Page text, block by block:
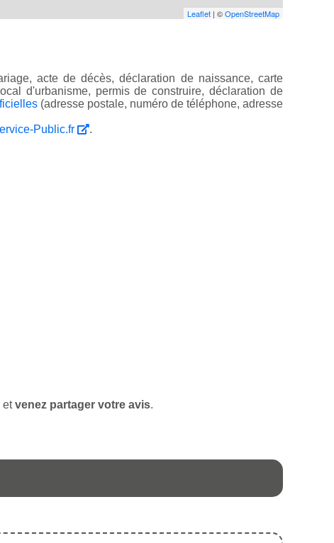
Leaflet | ©OpenStreetMap
acte de décès, déclaration de naissance, carte
d'urbanisme, permis de construire, déclaration de
(adresse postale, numéro de téléphone, adresse
Public.fr .
etvenez partager votre avis.